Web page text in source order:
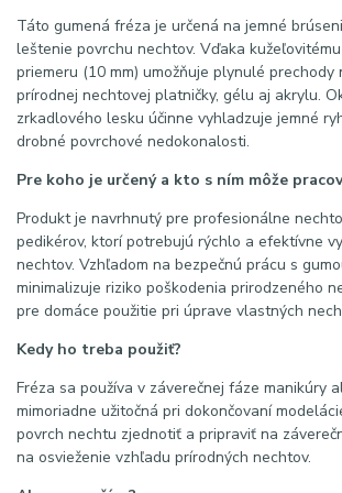
Táto gumená fréza je určená na jemné
leštenie povrchu nechtov. Vďaka
priemeru (10 mm) umožňuje plynulé prechody
prírodnej nechtovej platničky, gélu aj akrylu.
zrkadlového lesku účinne vyhladzuje jemné
drobné povrchové nedokonalosti.
Pre koho je určený a kto s ním môže
Produkt je navrhnutý pre profesionálne
pedikérov, ktorí potrebujú rýchlo a efektívne
nechtov. Vzhľadom na bezpečnú prácu s
minimalizuje riziko poškodenia prirodzeného
pre domáce použitie pri úprave vlastných
Kedy ho treba použiť?
Fréza sa používa v záverečnej fáze manikúry
mimoriadne užitočná pri dokončovaní
povrch nechtu zjednotiť a pripraviť na
na osvieženie vzhľadu prírodných nechtov.